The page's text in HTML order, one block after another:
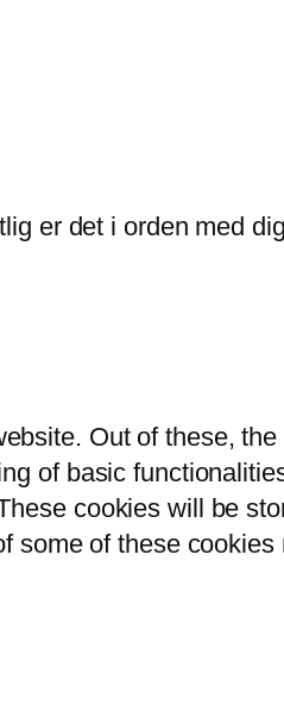
er det i orden med
Out of these,
of basic
cookies will be
some of these